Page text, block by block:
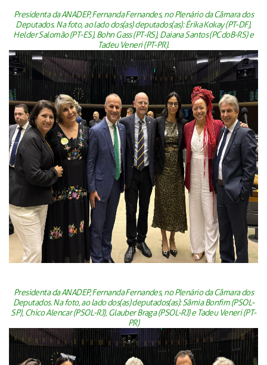
Presidenta da ANADEP, Fernanda Fernandes, no Plenário da Câmara dos
Deputados. Na foto, ao lado dos(as) deputados(as): Érika Kokay (PT-DF),
Helder Salomão (PT-ES), Bohn Gass (PT-RS), Daiana Santos (PCdoB-RS) e
Tadeu Veneri (PT-PR).
Presidenta da ANADEP, Fernanda Fernandes, no Plenário da Câmara dos
Deputados. Na foto, ao lado dos(as) deputados(as): Sâmia Bonfim (PSOL-
SP), Chico Alencar (PSOL-RJ), Glauber Braga (PSOL-RJ) e Tadeu Veneri (PT-
PR)